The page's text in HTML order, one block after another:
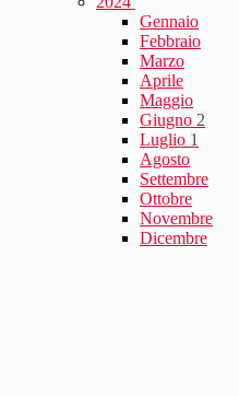
Gennaio
Febbraio
Marzo
Aprile
Maggio
Giugno 2
Luglio 1
Agosto
Settembre
Ottobre
Novembre
Dicembre